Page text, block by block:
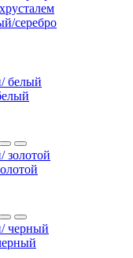
серебро